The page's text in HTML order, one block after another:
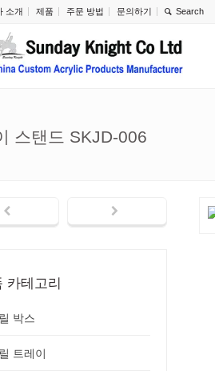
소개 제품 주문 방법 문의하기
스탠드 SKJD-006
카테고리
박스
트레이